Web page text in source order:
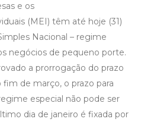
e os
(MEI) têm até hoje (31)
Nacional – regime
negócios de pequeno porte.
a prorrogação do prazo
de março, o prazo para
especial não pode ser
dia de janeiro é fixada por